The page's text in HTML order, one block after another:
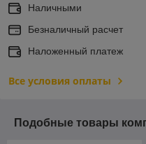
Наличными
Безналичный расчет
Наложенный платеж
Все условия оплаты
Подобные товары